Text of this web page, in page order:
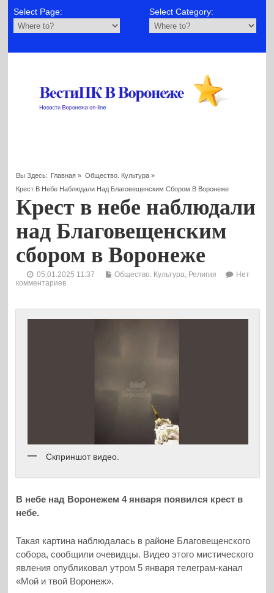
Select Page: Select Category:
Вы Здесь: Главная » Общество. Культура»
Крест В Небе Наблюдали Над Благовещенским Сбором В Воронеже
Крест в небе наблюдали
над Благовещенским
сбором в Воронеже
05.01.2025 11:37 Общество. Культура Религия
Нет
комментариев
Скприншот видео.
В небе над Воронежем 4 января появился крест в
небе.
Такая картина наблюдалась в районе Благовещенского
собора, сообщили очевидцы. Видео этого мистического
явления опубликовал утром 5 января телеграм-канал
«Мой и твой Воронеж».